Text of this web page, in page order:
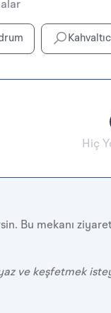
Hiç
Bu mekanı
ve keşfetmek